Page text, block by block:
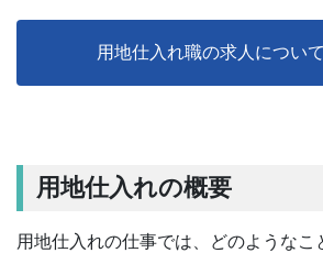
用地仕入れ職の求人につい
用地仕入れの概要
用地仕入れの仕事では、どのようなこ